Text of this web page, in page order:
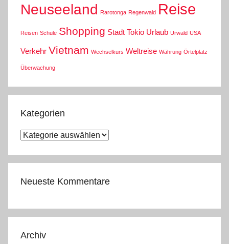
Neuseeland Rarotonga Regenwald Reise
Reisen Schule Shopping Stadt Tokio Urlaub Urwald USA
Verkehr Vietnam Wechselkurs Weltreise Währung Örtelplatz
Überwachung
Kategorien
Kategorien
Neueste Kommentare
Archiv